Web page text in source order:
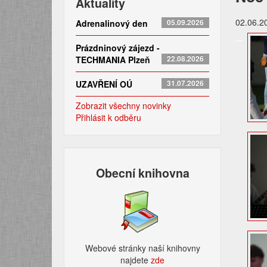
Adrenalinový den 05.09.2026
Prázdninový zájezd -
TECHMANIA Plzeň
22.08.2026
UZAVŘENÍ OÚ 31.07.2026
Zobrazit všechny novinky
Přihlásit k odběru
Obecní knihovna
Webové stránky naší knihovny
najdetezde​